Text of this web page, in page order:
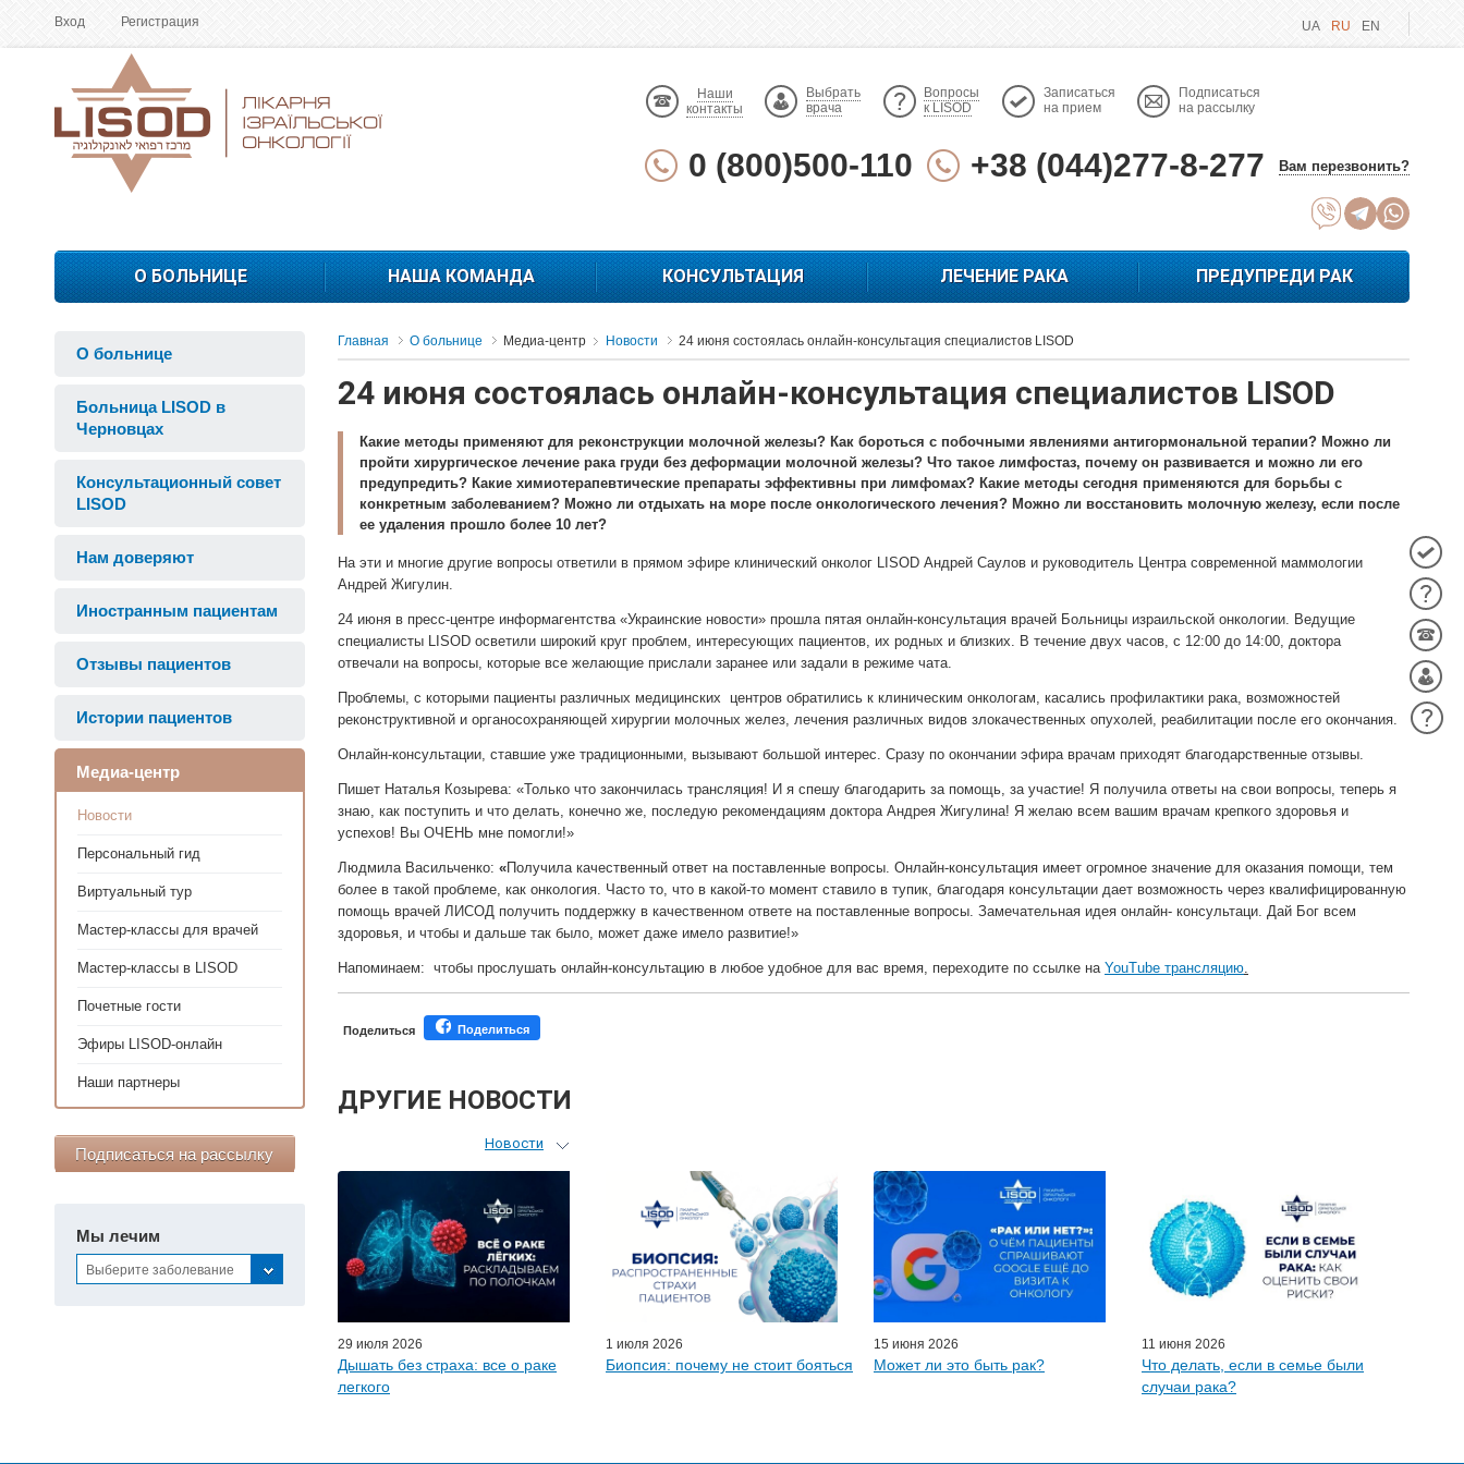
Вход Регистрация UA RU EN
Наши
контакты
Выбрать
врача
Вопросы
к LISOD
Записаться
на прием
Подписаться
на рассылку
0 (800)500-110 +38 (044)277-8-277 Вам перезвонить?
О БОЛЬНИЦЕ НАША КОМАНДА КОНСУЛЬТАЦИЯ ЛЕЧЕНИЕ РАКА ПРЕДУПРЕДИ РАК
О больнице
Больница LISOD в
Черновцах
Консультационный совет
LISOD
Нам доверяют
Иностранным пациентам
Отзывы пациентов
Истории пациентов
Медиа-центр
Новости
Персональный гид
Виртуальный тур
Мастер-классы для врачей
Мастер-классы в LISOD
Почетные гости
Эфиры LISOD-онлайн
Наши партнеры
Подписаться на рассылку
Мы лечим
Выберите заболевание
Главная О больнице Медиа-центр Новости 24 июня состоялась онлайн-консультация специалистов LISOD
24 июня состоялась онлайн-консультация специалистов LISOD
Какие методы применяют для реконструкции молочной железы? Как бороться с побочными явлениями антигормональной терапии? Можно ли
пройти хирургическое лечение рака груди без деформации молочной железы? Что такое лимфостаз, почему он развивается и можно ли его
предупредить? Какие химиотерапевтические препараты эффективны при лимфомах? Какие методы сегодня применяются для борьбы с
конкретным заболеванием? Можно ли отдыхать на море после онкологического лечения? Можно ли восстановить молочную железу, если после
ее удаления прошло более 10 лет?
На эти и многие другие вопросы ответили в прямом эфире клинический онколог LISOD Андрей Саулов и руководитель Центра современной маммологии
Андрей Жигулин.
24 июня в пресс-центре информагентства «Украинские новости» прошла пятая онлайн-консультация врачей Больницы израильской онкологии. Ведущие
специалисты LISOD осветили широкий круг проблем, интересующих пациентов, их родных и близких. В течение двух часов, с 12:00 до 14:00, доктора
отвечали на вопросы, которые все желающие прислали заранее или задали в режиме чата.
Проблемы, с которыми пациенты различных медицинских центров обратились к клиническим онкологам, касались профилактики рака, возможностей
реконструктивной и органосохраняющей хирургии молочных желез, лечения различных видов злокачественных опухолей, реабилитации после его окончания.
Онлайн-консультации, ставшие уже традиционными, вызывают большой интерес. Сразу по окончании эфира врачам приходят благодарственные отзывы.
Пишет Наталья Козырева: «Только что закончилась трансляция! И я спешу благодарить за помощь, за участие! Я получила ответы на свои вопросы, теперь я
знаю, как поступить и что делать, конечно же, последую рекомендациям доктора Андрея Жигулина! Я желаю всем вашим врачам крепкого здоровья и
успехов! Вы ОЧЕНЬ мне помогли!»
Людмила Васильченко: «Получила качественный ответ на поставленные вопросы. Онлайн-консультация имеет огромное значение для оказания помощи, тем
более в такой проблеме, как онкология. Часто то, что в какой-то момент ставило в тупик, благодаря консультации дает возможность через квалифицированную
помощь врачей ЛИСОД получить поддержку в качественном ответе на поставленные вопросы. Замечательная идея онлайн- консультаци. Дай Бог всем
здоровья, и чтобы и дальше так было, может даже имело развитие!»
Напоминаем: чтобы прослушать онлайн-консультацию в любое удобное для вас время, переходите по ссылке на YouTube трансляцию.
Поделиться Поделиться
ДРУГИЕ НОВОСТИ
Новости
Персональный гид
Мастер-классы для врачей
Почетные гости
Эфиры LISOD-онлайн
Наши партнеры
29 июля 2026
Дышать без страха: все о раке
легкого
1 июля 2026
Биопсия: почему не стоит бояться
15 июня 2026
Может ли это быть рак?
11 июня 2026
Что делать, если в семье были
случаи рака?